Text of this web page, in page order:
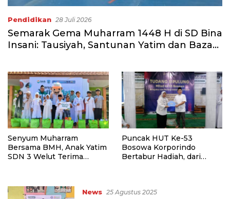
Pendidikan 28 Juli 2026
Semarak Gema Muharram 1448 H di SD Bina
Insani: Tausiyah, Santunan Yatim dan Bazar
Senyum Muharram
Bersama BMH, Anak Yatim
SDN 3 Welut Terima
Puncak HUT Ke-53
Bosowa Korporindo
Bertabur Hadiah, dari
News 25 Agustus 2025